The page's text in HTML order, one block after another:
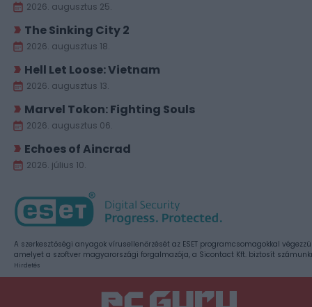
2026. augusztus 25.
The Sinking City 2
2026. augusztus 18.
Hell Let Loose: Vietnam
2026. augusztus 13.
Marvel Tokon: Fighting Souls
2026. augusztus 06.
Echoes of Aincrad
2026. július 10.
A szerkesztőségi anyagok vírusellenőrzését az ESET programcsomagokkal
amelyet a szoftver magyarországi forgalmazója, a Sicontact Kft. biztosít
Hirdetés